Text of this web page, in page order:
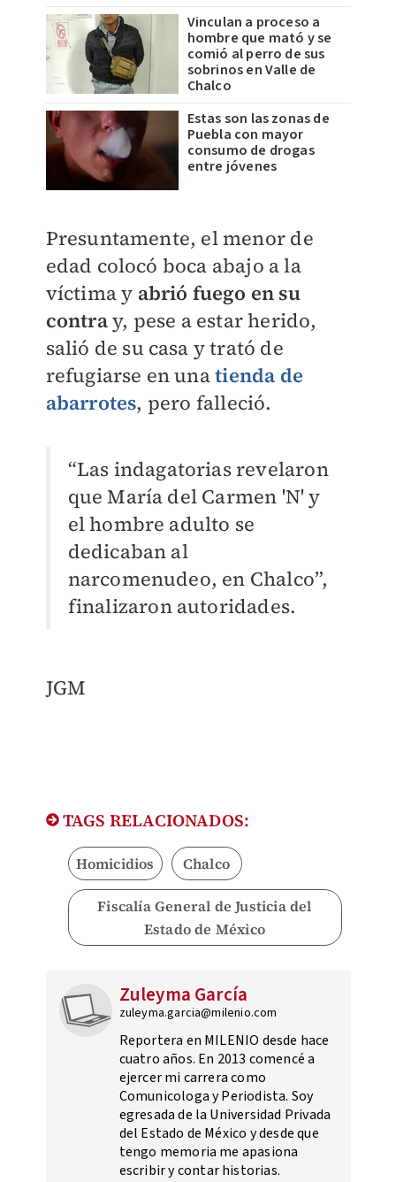
Vinculan a proceso a
hombre que mató y se
comió al perro de sus
sobrinos en Valle de
Chalco
Estas son las zonas de
Puebla con mayor
consumo de drogas
entre jóvenes
Presuntamente, el menor de
edad colocó boca abajo a la
víctima y abrió fuego en su
contray, pese a estar herido,
salió de su casa y trató de
refugiarse en unatienda de
abarrotes, pero falleció.
“Las indagatorias revelaron
que María del Carmen 'N' y
el hombre adulto se
dedicaban al
narcomenudeo, en Chalco”,
finalizaron autoridades.
JGM
TAGS RELACIONADOS:
Homicidios Chalco
Fiscalía General de Justicia del
Estado de México
Zuleyma García
zuleyma.garcia@milenio.com
Reportera en MILENIO desde hace
cuatro años. En 2013 comencé a
ejercer mi carrera como
Comunicologa y Periodista. Soy
egresada de la Universidad Privada
del Estado de México y desde que
tengo memoria me apasiona
escribir y contar historias.